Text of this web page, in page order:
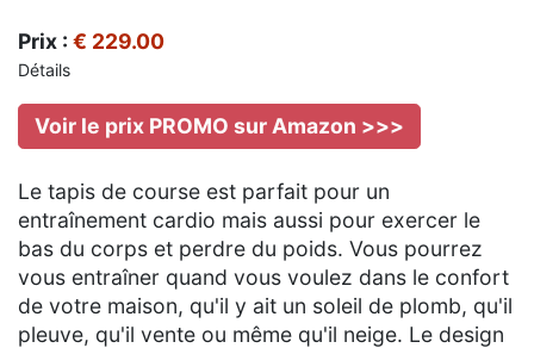
Prix : € 229.00
Détails
Voir le prix PROMO sur Amazon >>>
Le tapis de course est parfait pour un
entraînement cardio mais aussi pour exercer le
bas du corps et perdre du poids. Vous pourrez
vous entraîner quand vous voulez dans le confort
de votre maison, qu'il y ait un soleil de plomb, qu'il
pleuve, qu'il vente ou même qu'il neige. Le design